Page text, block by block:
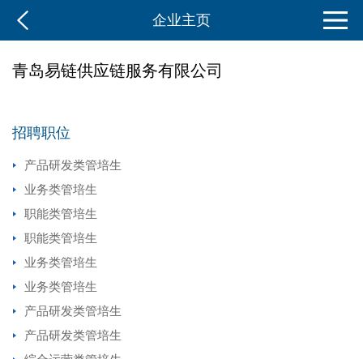
企业主页
青岛易链供应链服务有限公司
招聘职位
产品研发类管培生
业务类管培生
职能类管培生
职能类管培生
业务类管培生
业务类管培生
产品研发类管培生
产品研发类管培生